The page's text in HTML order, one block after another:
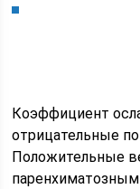
Коэффициент
отрицательные
Положительные